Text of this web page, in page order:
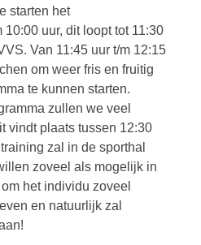
starten het
uur, dit loopt tot 11:30
Van 11:45 uur t/m 12:15
om weer fris en fruitig
te kunnen starten.
zullen we veel
vindt plaats tussen 12:30
zal in de sporthal
zoveel als mogelijk in
het individu zoveel
en natuurlijk zal